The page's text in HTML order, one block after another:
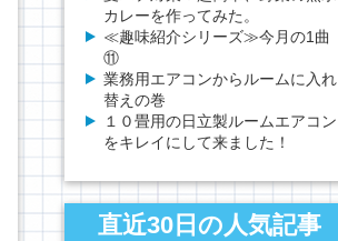
カレーを作ってみた。
≪趣味紹介シリーズ≫今月の1曲
⑪
業務用エアコンからルームに入れ
替えの巻
１０畳用の日立製ルームエアコン
をキレイにして来ました！
直近30日の人気記事